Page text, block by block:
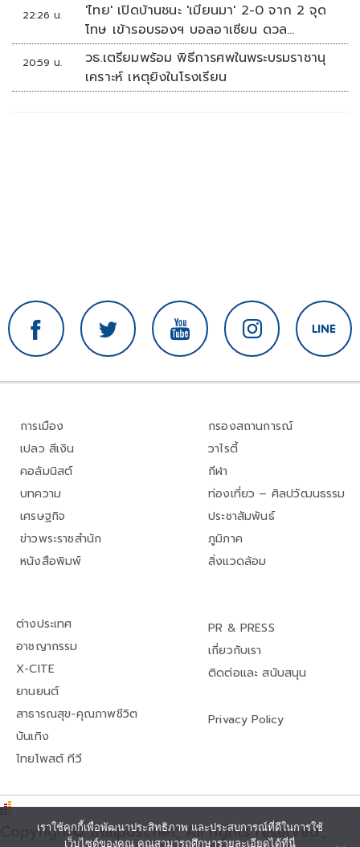
22:26 น.
'ไทย' เปิดบ้านชนะ 'เมียนมา' 2-0 จาก 2 จุด
โทษ เข้ารอบรองฯ บอลอาเซียน ดวล
'สิงคโปร์'
20:59 น.
วธ.เตรียมพร้อม พิธีการศพในพระบรมราชานุ
เคราะห์ เหตุยิงในโรงเรียน
การเมือง
เปลว สีเงิน
คอลัมนิสต์
บทความ
เศรษฐกิจ
ข่าวพระราชสำนัก
หนังสือพิมพ์
กรองสถานการณ์
วาไรตี้
กีฬา
ท่องเที่ยว – ศิลปวัฒนธรรม
ประชาสัมพันธ์
ภูมิภาค
สิ่งแวดล้อม
ต่างประเทศ
อาชญากรรม
X-CITE
ยานยนต์
สาธารณสุข-คุณภาพชีวิต
บันเทิง
ไทยโพสต์ ทีวี
PR & PRESS
เกี่ยวกับเรา
ติดต่อและ สนับสนุน
Privacy Policy
Copyright© thaipost.net, All rights reserved.,
เราใช้คุกกี้เพื่อพัฒนาประสิทธิภาพ และประสบการณ์ที่ดีในการใช้
เว็บไซต์ของคุณ คุณสามารถศึกษารายละเอียดได้ที่นี่